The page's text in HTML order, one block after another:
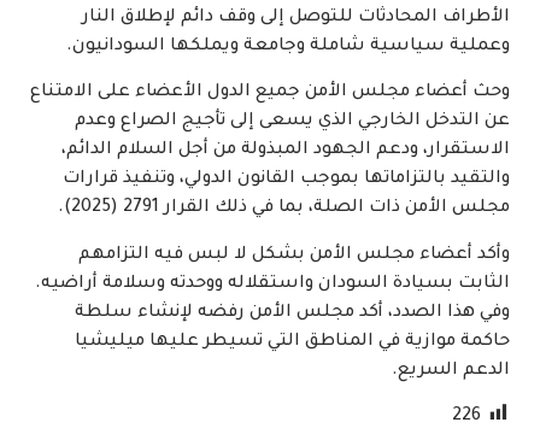
الأطراف المحادثات للتوصل إلى وقف دائم لإطلاق النار
وعملية سياسية شاملة وجامعة ويملكها السودانيون.
وحث أعضاء مجلس الأمن جميع الدول الأعضاء على الامتناع
عن التدخل الخارجي الذي يسعى إلى تأجيج الصراع وعدم
الاستقرار، ودعم الجهود المبذولة من أجل السلام الدائم،
والتقيد بالتزاماتها بموجب القانون الدولي، وتنفيذ قرارات
مجلس الأمن ذات الصلة، بما في ذلك القرار 2791 (2025).
وأكد أعضاء مجلس الأمن بشكل لا لبس فيه التزامهم
الثابت بسيادة السودان واستقلاله ووحدته وسلامة أراضيه.
وفي هذا الصدد، أكد مجلس الأمن رفضه لإنشاء سلطة
حاكمة موازية في المناطق التي تسيطر عليها ميليشيا
الدعم السريع.
226